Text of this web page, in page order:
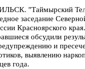
"Таймырский
заседание
Красноярского края.
обсудили
и
выявлению
года.